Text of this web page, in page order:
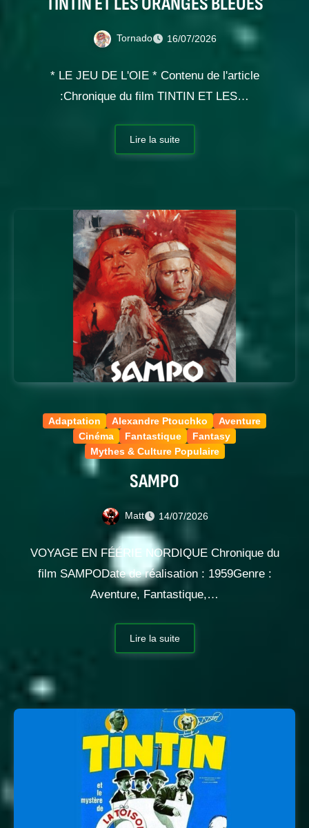
Tornado 16/07/2026
* LE JEU DE L'OIE * Contenu de l'article
:Chronique du film TINTIN ET LES…
Lire la suite
Adaptation Alexandre Ptouchko
Aventure
Cinéma
Fantastique
Fantasy
Mythes & Culture Populaire
SAMPO
Matt 14/07/2026
VOYAGE EN FÉÉRIE NORDIQUE Chronique du
film SAMPODate de réalisation : 1959Genre :
Aventure, Fantastique,…
Lire la suite